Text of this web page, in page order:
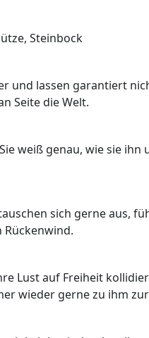
Steinbock
und lassen garantiert
Seite die Welt.
weiß genau, wie sie
sich gerne aus,
Lust auf Freiheit
wieder gerne zu ihm